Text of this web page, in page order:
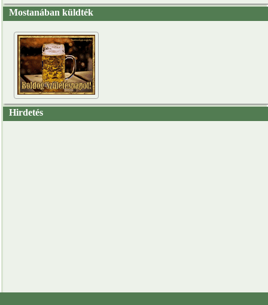
Mostanában küldték
Hirdetés